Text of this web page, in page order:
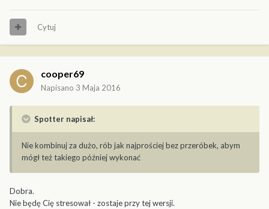
Cytuj
cooper69
Napisano 3 Maja 2016
Spotter napisał:
Nie kombinuj za dużo, rób jak najprościej bez przeróbek, abym
mógł też takiego później wykonać
Dobra.
Nie będę Cię stresował - zostaje przy tej wersji.